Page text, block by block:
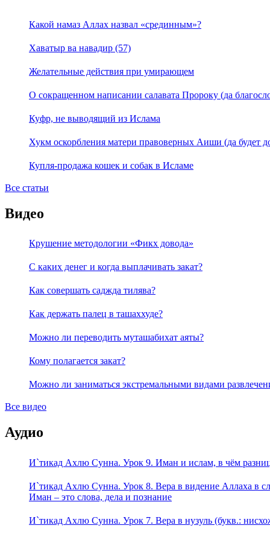
Какой намаз Аллах назвал «срединным»?
Хаватыр ва навадир (57)
Желательные действия при умирающем
О сокращенном написании салавата Пророку (да
Куфр, не выводящий из Ислама
Хукм оскорбления матери правоверных Аиши (да будет
Купля-продажа кошек и собак в Исламе
Все статьи
Видео
Крушение методологии «Фикх довода»
С каких денег и когда выплачивать закат?
Как совершать саджда тилява?
Как держать палец в ташаххуде?
Можно ли переводить муташабихат аяты?
Кому полагается закат?
Можно ли заниматься экстремальными видами
Все видео
Аудио
И`тикад Ахлю Сунна. Урок 9. Иман и ислам, в чём
И`тикад Ахлю Сунна. Урок 8. Вера в видение Аллаха в
Иман – это слова, дела и познание
И`тикад Ахлю Сунна. Урок 7. Вера в нузуль (букв.: